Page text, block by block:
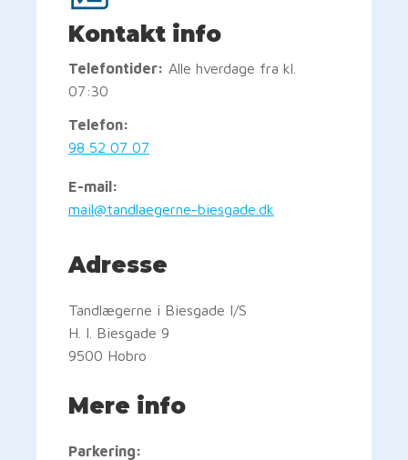
Kontakt info
Telefontider: Alle hverdage fra kl.
07:30
Telefon:
98 52 07 07
E-mail:
mail@tandlaegerne-biesgade.dk
Adresse
Tandlægerne i Biesgade I/S
H. I. Biesgade 9
9500 Hobro
Mere info
Parkering: